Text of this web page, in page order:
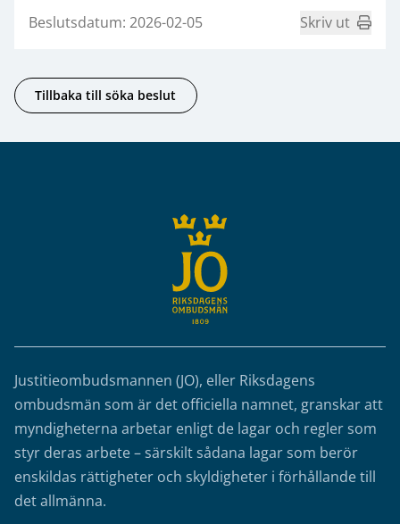
Beslutsdatum: 2026-02-05 Skriv ut
Tillbaka till söka beslut
Justitieombudsmannen (JO), eller Riksdagens
ombudsmän som är det officiella namnet, granskar att
myndigheterna arbetar enligt de lagar och regler som
styr deras arbete – särskilt sådana lagar som berör
enskildas rättigheter och skyldigheter i förhållande till
det allmänna.